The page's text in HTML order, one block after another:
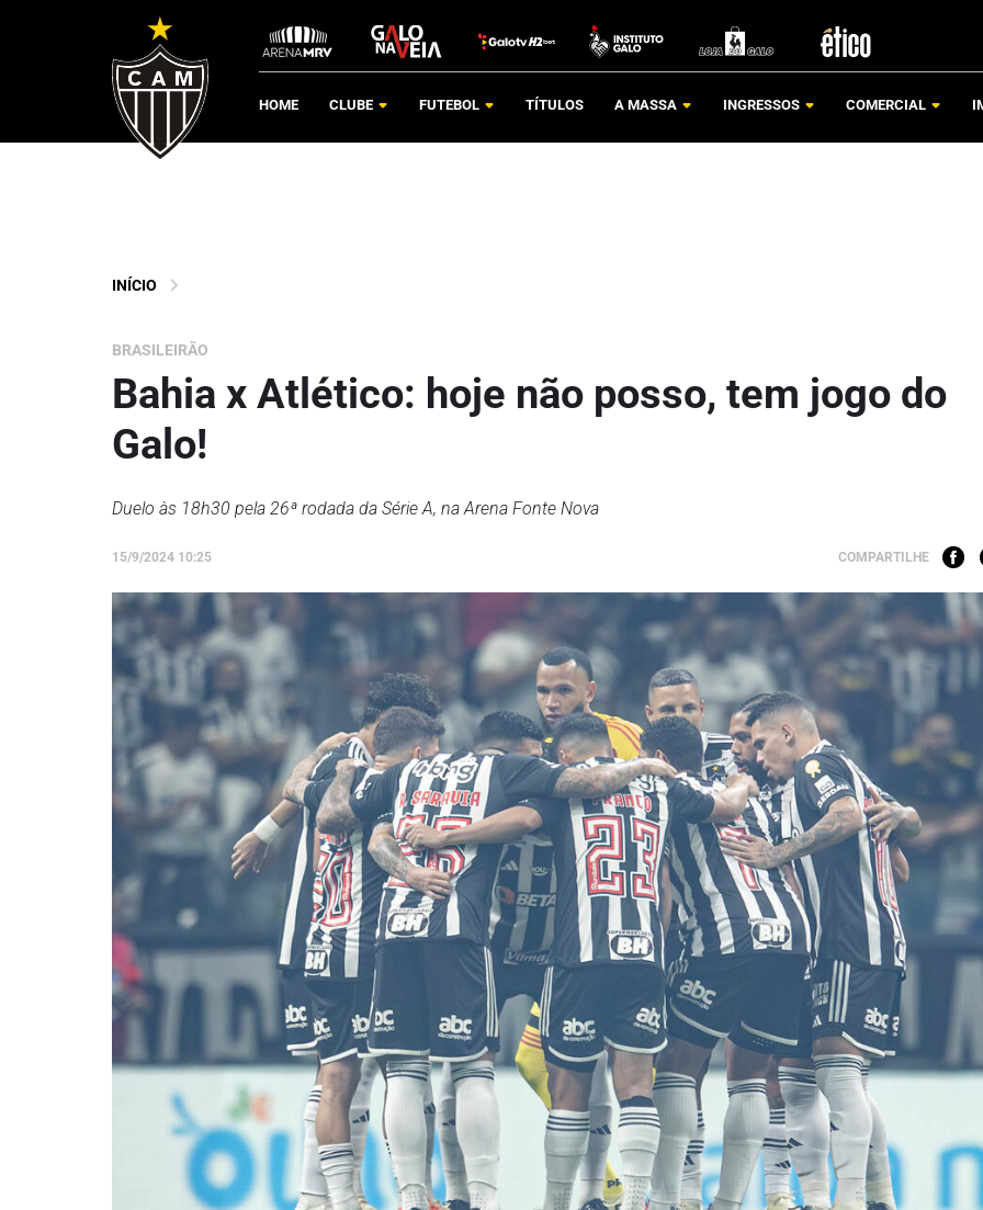
HOME CLUBE FUTEBOL TÍTULOS A MASSA INGRESSOS COMERCIAL
INÍCIO
BRASILEIRÃO
Bahia x Atlético: hoje não posso, tem jogo do
Galo!
Duelo às 18h30 pela 26ª rodada da Série A, na Arena Fonte Nova
15/9/2024 10:25 COMPARTILHE